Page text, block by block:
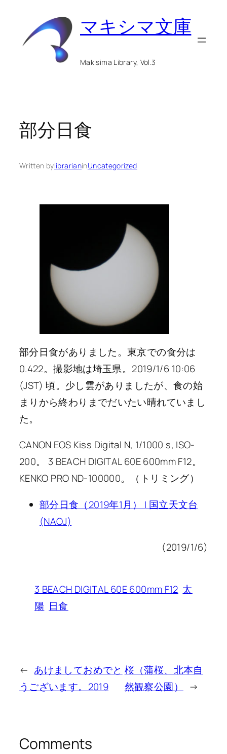
マキシマ文庫
Makisima Library, Vol.3
部分日食
Written bylibrarianinUncategorized
部分日食がありました。東京での食分は
0.422。撮影地は埼玉県。2019/1/6 10:06
(JST) 頃。少し雲がありましたが、食の始
まりから終わりまでだいたい晴れていまし
た。
CANON EOS Kiss Digital N, 1/1000 s, ISO-
200。 3 BEACH DIGITAL 60E 600mm F12。
KENKO PRO ND-100000。（トリミング）
部分日食（2019年1月） | 国立天文台
(NAOJ)
(2019/1/6)
3 BEACH DIGITAL 60E 600mm F12 太
陽 日食
← あけましておめでと
うございます。2019
桜（蒲桜、北本自
然観察公園）
→
Comments